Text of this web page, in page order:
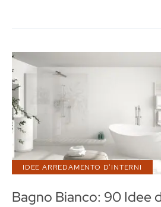
per
di
Ingresso
Moderne
Bagno Bianco: 90 Idee
IDEE ARREDAMENTO D'INTERNI